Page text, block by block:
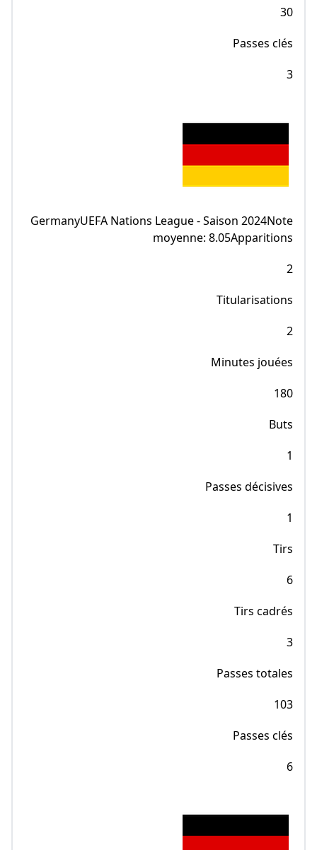
30
Passes clés
3
GermanyUEFA Nations League - Saison 2024Note
moyenne: 8.05Apparitions
2
Titularisations
2
Minutes jouées
180
Buts
1
Passes décisives
1
Tirs
6
Tirs cadrés
3
Passes totales
103
Passes clés
6